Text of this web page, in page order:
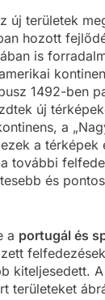
új területek
hozott
is
1492-ben
új
a
a térképek
további
és
a portugál és
kiteljesedett.
területeket